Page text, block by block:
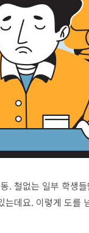
. 철없는 일부 학생
는데요. 이렇게 도를